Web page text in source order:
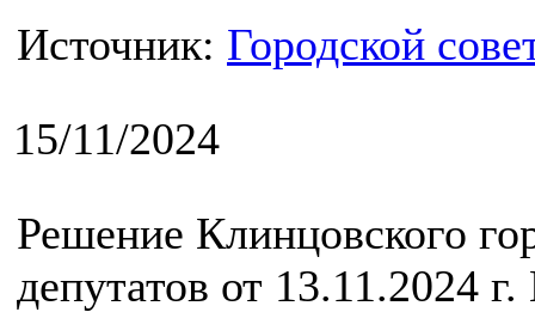
Источник: Городской
15/11/2024
Решение Клинцовского
депутатов от 13.11.2024